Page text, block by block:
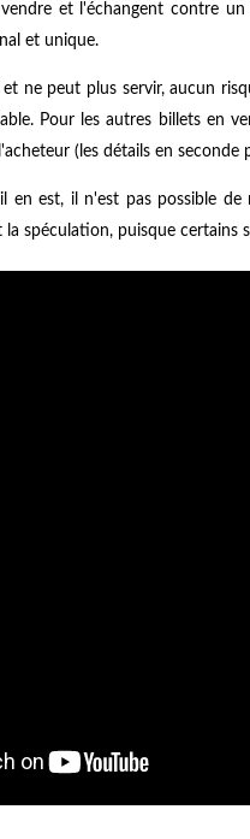
et l'échangent contre
et unique.
et ne peut plus servir, aucun
Pour les autres billets en
(les détails en seconde
est, il n'est pas possible de
la spéculation, puisque